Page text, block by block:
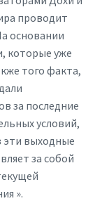
проводит
основании
которые уже
того факта,
за последние
условий,
эти выходные
за собой
».